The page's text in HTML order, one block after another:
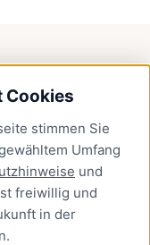
Cookies
stimmen Sie
Umfang
und
freiwillig und
in der